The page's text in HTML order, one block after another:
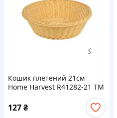
Кошик плетений 21см
Home Harvest R41282-21 ТМ
127₴